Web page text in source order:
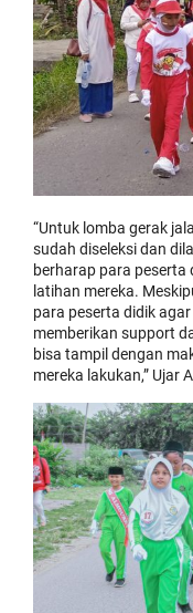
“Untuk lomba gerak
sudah diseleksi dan
berharap para
latihan mereka.
para peserta didik
memberikan support
bisa tampil dengan
mereka lakukan,” Ujar